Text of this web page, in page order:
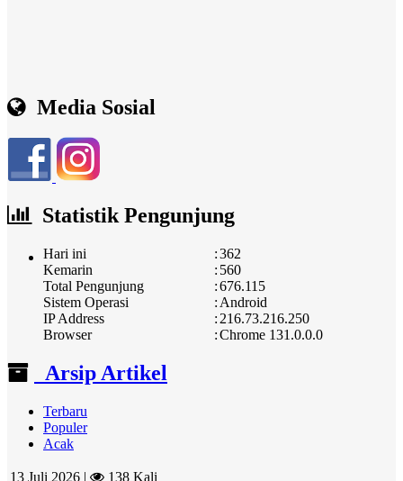
Media Sosial
Statistik Pengunjung
Hari ini :362
Kemarin
: 560
Total Pengunjung
:676.115
Sistem Operasi
: Android
IP Address
: 216.73.216.250
Browser
:Chrome 131.0.0.0
Arsip Artikel
Terbaru
Populer
Acak
13 Juli 2026 | 138 Kali